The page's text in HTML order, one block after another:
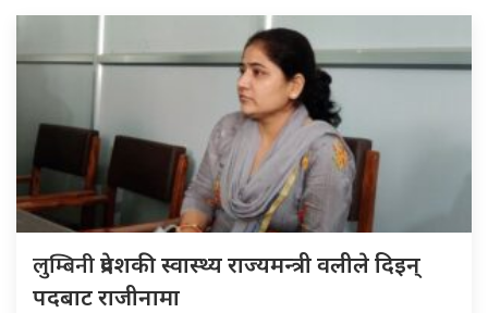
लुम्बिनीप्रदेशकी स्वास्थ्य राज्यमन्त्री वलीले दिइन्
पदबाट राजीनामा